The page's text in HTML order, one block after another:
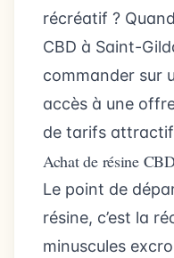
récréatif ?
CBD à Saint-
commander sur
accès à une
de tarifs
Achat de résine
Le point de
résine, c’est la
minuscules